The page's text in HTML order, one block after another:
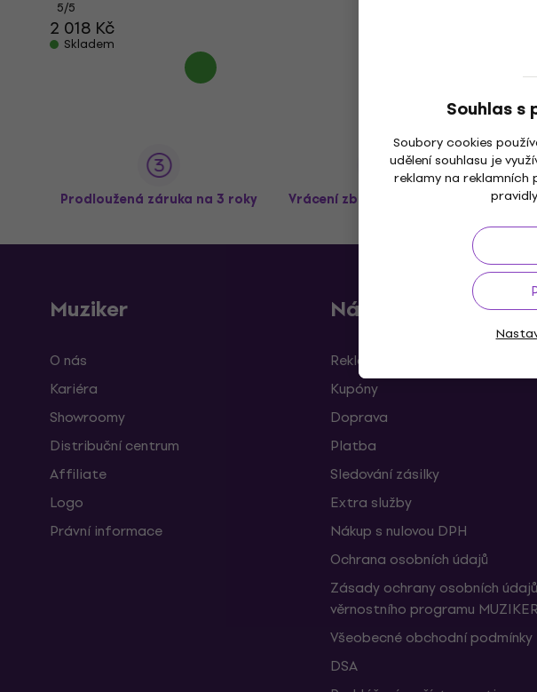
Souhlas s
Soubory cookies
udělení souhlasu je
reklamy na
5/5
2 018 Kč
Skladem
Kombo pro
Prodloužená záruka na 3 roky Vrácení zboží až do 30 dnů
Muziker
O nás
Kariéra
Showroomy
Distribuční centrum
Affiliate
Logo
Právní informace
Nákup
Reklamace a odstoupení od
Kupóny
Doprava
Platba
Sledování zásilky
Extra služby
Nákup s nulovou DPH
Ochrana osobních údajů
Zásady ochrany osobních údajů
věrnostního programu
Všeobecné obchodní podmínky
DSA